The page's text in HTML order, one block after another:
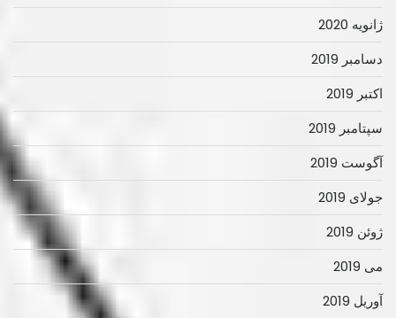
ژانویه 2020
دسامبر 2019
اکتبر 2019
سپتامبر 2019
آگوست 2019
جولای 2019
ژوئن 2019
می 2019
آوریل 2019